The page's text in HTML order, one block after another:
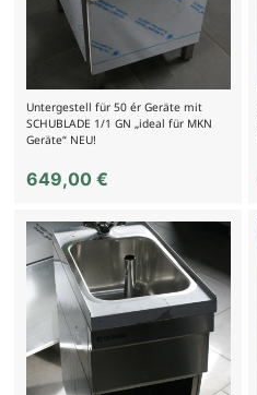
Untergestell für 50 ér Geräte mit
SCHUBLADE 1/1 GN „ideal für MKN
Geräte“ NEU!
649,00 €